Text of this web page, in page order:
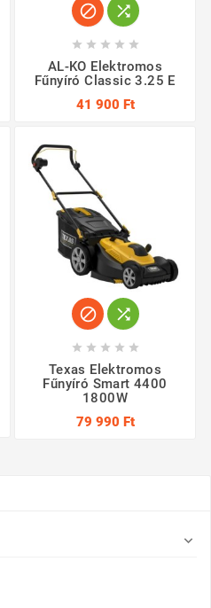
 
    
AL-KO Elektromos
Fűnyíró Classic 3.25 E
41 900 Ft
 
    
Texas Elektromos
Fűnyíró Smart 4400
1800W
79 990 Ft
